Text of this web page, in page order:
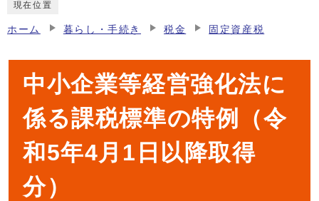
現在位置
ホーム 暮らし・手続き 税金 固定資産税
中小企業等経営強化法に
係る課税標準の特例（令
和5年4月1日以降取得
分）